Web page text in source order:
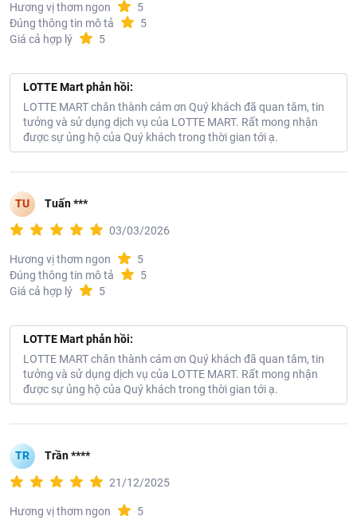
Hương vị thơm ngon
5
Đúng thông tin mô tả
5
Giá cả hợp lý
5
LOTTE Mart phản hồi:
LOTTE MART chân thành cám ơn Quý khách đã quan tâm, tin
tưởng và sử dụng dịch vụ của LOTTE MART. Rất mong nhận
được sự ủng hộ của Quý khách trong thời gian tới ạ.
TU Tuấn ***
03/03/2026
Hương vị thơm ngon
5
Đúng thông tin mô tả
5
Giá cả hợp lý
5
LOTTE Mart phản hồi:
LOTTE MART chân thành cám ơn Quý khách đã quan tâm, tin
tưởng và sử dụng dịch vụ của LOTTE MART. Rất mong nhận
được sự ủng hộ của Quý khách trong thời gian tới ạ.
TR Trần ****
21/12/2025
Hương vị thơm ngon 5